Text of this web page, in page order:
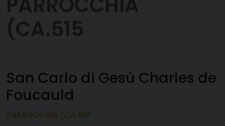
San Carlo di Gesù Charles de
Foucauld
PARROCCHIA (CA.515